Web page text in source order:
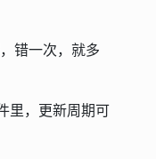
错一次，就多
里，更新周期可